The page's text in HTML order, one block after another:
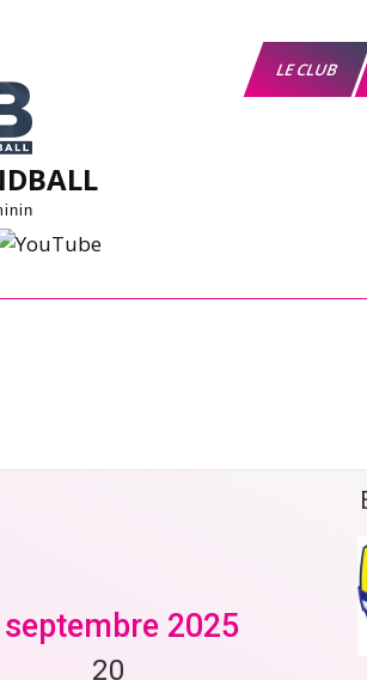
LE CLUB
septembre 2025
20